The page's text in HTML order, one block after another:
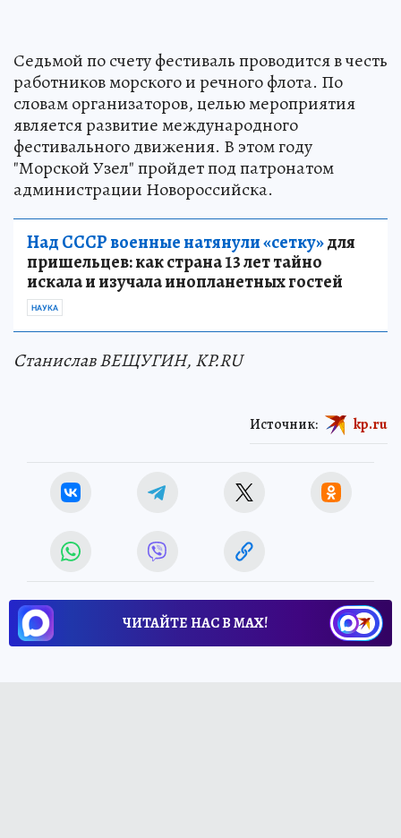
Седьмой по счету фестиваль проводится в честь
работников морского и речного флота. По
словам организаторов, целью мероприятия
является развитие международного
фестивального движения. В этом году
"Морской Узел" пройдет под патронатом
администрации Новороссийска.
Над СССР военные натянули «сетку»для
пришельцев: как страна 13 лет тайно
искала и изучала инопланетных гостей
НАУКА
Станислав ВЕЩУГИН, KP.RU
Источник: kp.ru
ЧИТАЙТЕ НАС В МАХ!